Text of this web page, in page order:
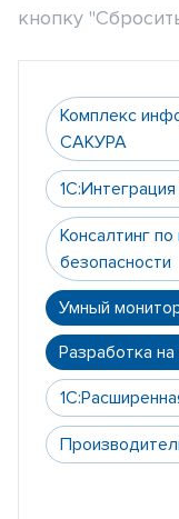
кнопку
Комплекс
САКУРА
Консалтинг
безопасности
Умный
Разработка